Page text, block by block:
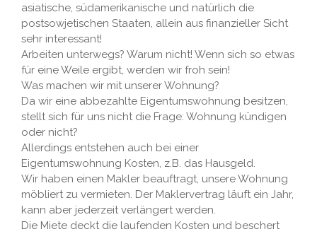
asiatische, südamerikanische und natürlich die
postsowjetischen Staaten, allein aus finanzieller Sicht
sehr interessant!
Arbeiten unterwegs? Warum nicht! Wenn sich so etwas
für eine Weile ergibt, werden wir froh sein!
Was machen wir mit unserer Wohnung?
Da wir eine abbezahlte Eigentumswohnung besitzen,
stellt sich für uns nicht die Frage: Wohnung kündigen
oder nicht?
Allerdings entstehen auch bei einer
Eigentumswohnung Kosten, z.B. das Hausgeld.
Wir haben einen Makler beauftragt, unsere Wohnung
möbliert zu vermieten. Der Maklervertrag läuft ein Jahr,
kann aber jederzeit verlängert werden.
Die Miete deckt die laufenden Kosten und beschert